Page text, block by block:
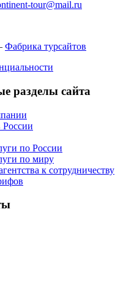
tour@mail.ru
Фабрика турсайтов
разделы сайта
по России
по миру
к сотрудничеству